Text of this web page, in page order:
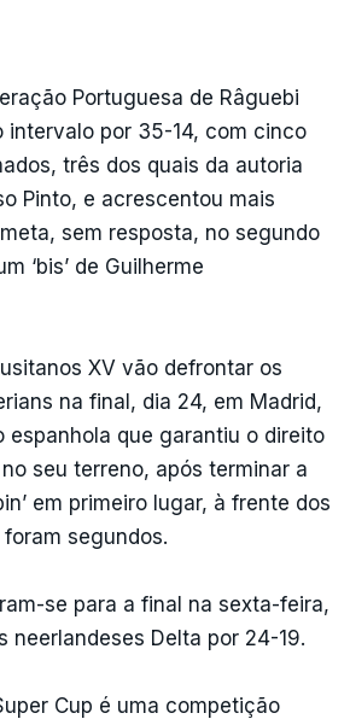
Portuguesa de Râguebi
intervalo por 35-14, com cinco
três dos quais da autoria
Pinto, e acrescentou mais
sem resposta, no segundo
‘bis’ de Guilherme
XV vão defrontar os
na final, dia 24, em Madrid,
espanhola que garantiu o direito
seu terreno, após terminar a
em primeiro lugar, à frente dos
segundos.
se para a final na sexta-feira,
neerlandeses Delta por 24-19.
Cup é uma competição